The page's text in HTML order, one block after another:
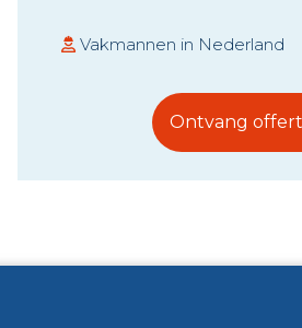
Vakmannen in Nederland
Ontvang